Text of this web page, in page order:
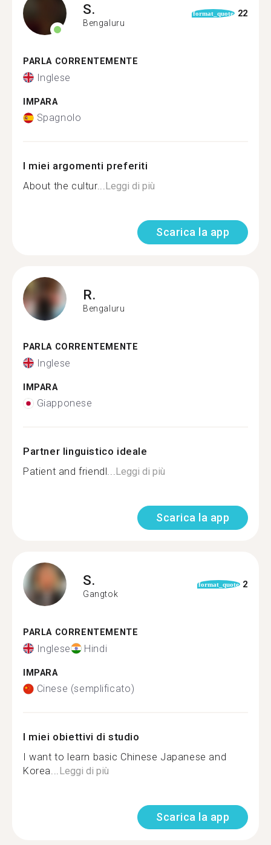
S.
Bengaluru
format_quote 22
PARLA CORRENTEMENTE
Inglese
IMPARA
Spagnolo
I miei argomenti preferiti
About the cultur...Leggi di più
Scarica la app
R.
Bengaluru
PARLA CORRENTEMENTE
Inglese
IMPARA
Giapponese
Partner linguistico ideale
Patient and friendl...Leggi di più
Scarica la app
S.
Gangtok
format_quote 2
PARLA CORRENTEMENTE
Inglese Hindi
IMPARA
Cinese (semplificato)
I miei obiettivi di studio
I want to learn basic Chinese Japanese and
Korea...Leggi di più
Scarica la app